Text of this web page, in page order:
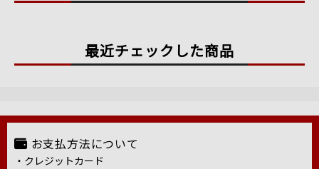
最近チェックした商品
お支払方法について
・クレジットカード